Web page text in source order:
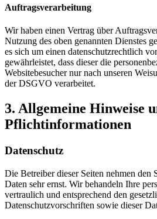
Auftragsverarbeitung
Wir haben einen Vertrag über
Nutzung des oben genannten Dienstes
es sich um einen datenschutzrechtlich
gewährleistet, dass dieser die
Websitebesucher nur nach unseren
der DSGVO verarbeitet.
3. Allgemeine Hinweise
Pflichtinformationen
Datenschutz
Die Betreiber dieser Seiten nehmen den
Daten sehr ernst. Wir behandeln Ihre
vertraulich und entsprechend den
Datenschutzvorschriften sowie dieser